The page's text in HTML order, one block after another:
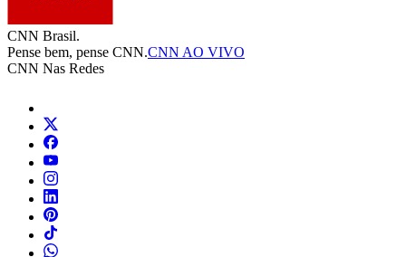
CNN Brasil.
Pense bem, pense CNN.CNN AO VIVO
CNN Nas Redes